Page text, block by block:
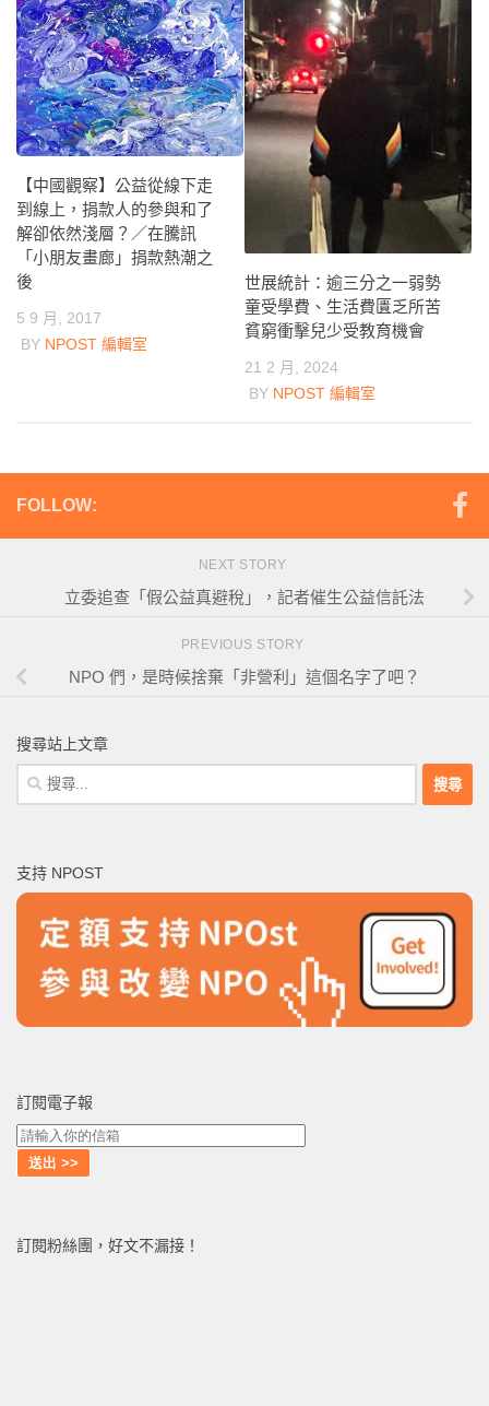
【中國觀察】公益從線下走
到線上，捐款人的參與和了
解卻依然淺層？／在騰訊
「小朋友畫廊」捐款熱潮之
後
5 9 月, 2017
BY NPOST 編輯室
世展統計：逾三分之一弱勢
童受學費、生活費匱乏所苦
貧窮衝擊兒少受教育機會
21 2 月, 2024
BY NPOST 編輯室
FOLLOW:
NEXT STORY
立委追查「假公益真避稅」，記者催生公益信託法
PREVIOUS STORY
NPO 們，是時候捨棄「非營利」這個名字了吧？
搜尋站上文章
搜
尋
字:
支持 NPOST
訂閱電子報
訂閱粉絲團，好文不漏接！